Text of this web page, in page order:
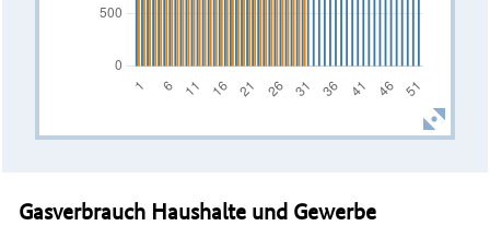
Gasverbrauch Haushalte und Gewerbe